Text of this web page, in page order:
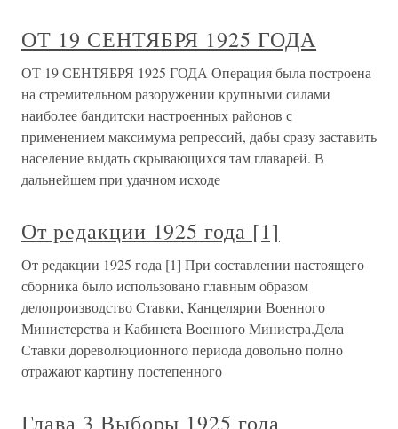
ОТ 19 СЕНТЯБРЯ 1925 ГОДА
ОТ 19 СЕНТЯБРЯ 1925 ГОДА Операция была построена
на стремительном разоружении крупными силами
наиболее бандитски настроенных районов с
применением максимума репрессий, дабы сразу заставить
население выдать скрывающихся там главарей. В
дальнейшем при удачном исходе
От редакции 1925 года [1]
От редакции 1925 года [1] При составлении настоящего
сборника было использовано главным образом
делопроизводство Ставки, Канцелярии Военного
Министерства и Кабинета Военного Министра.Дела
Ставки дореволюционного периода довольно полно
отражают картину постепенного
Глава 3 Выборы 1925 года